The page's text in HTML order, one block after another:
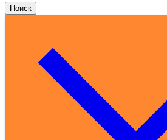
Поиск